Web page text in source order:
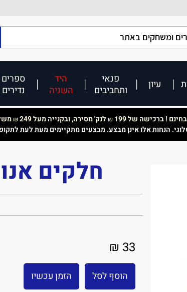
עיון
פנאי
ותחביבים
היד
השניה
ספרים
נדירים
! ברכישה של 199 ₪ לנק' מסירה, ובקנייה מעל 249 ₪
הנחות אלו אינן מבצע. מבצעים מתקיימים מעת לעת
חלקים
33 ₪
הוסף לסל הזמן עכשיו